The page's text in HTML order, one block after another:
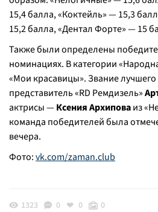
15,4 балла, «Коктейль» — 15,3
15,2 балла, «Дентал Форте» — 15
Также были определены
номинациях. В категории
«Мои красавицы».Звание
представитель «RD Ремдизель»
актрисы — Ксения Архиповаиз
команда победителей была
вечера.
Фото:vk.com/zaman.club
1323 0 0 0